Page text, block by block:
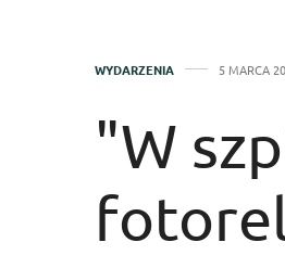
WYDARZENIA 5 MARCA
"W